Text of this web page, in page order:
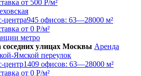
от 500 Р/м²
центра945 офисов: 63—28000 м²
от 0 Р/м²
метро
улицах Москвы Аренда
Ямской переулок
центр1409 офисов: 63—28000 м²
от 0 Р/м²